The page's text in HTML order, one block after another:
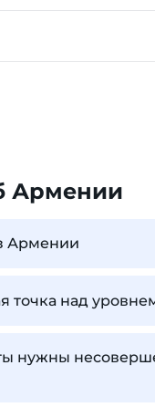
Армении
Армении
точка над
нужны